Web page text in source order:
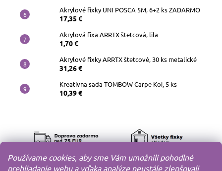
Používame cookies, aby sme Vám umožnili pohodlné
prehliadanie webu a vďaka analýze neustále zlepšovali
Akrylové fixky UNI POSCA 5M, 6+2 ks ZADARMO
17,35 €
Akrylová fixa ARRTX štetcová, lila
1,70 €
Akrylové fixky ARRTX štetcové, 30 ks metalické
31,26 €
Kreatívna sada TOMBOW Carpe Koi, 5 ks
10,39 €